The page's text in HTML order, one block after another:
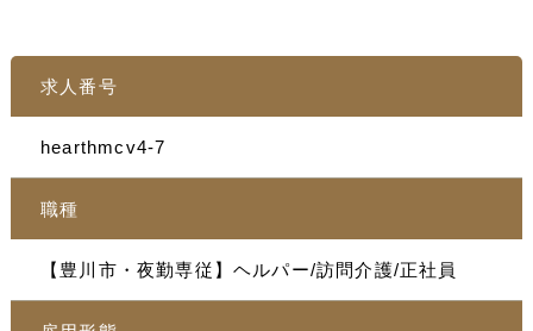
求人番号
hearthmcv4-7
職種
【豊川市・夜勤専従】ヘルパー/訪問介護/正社員